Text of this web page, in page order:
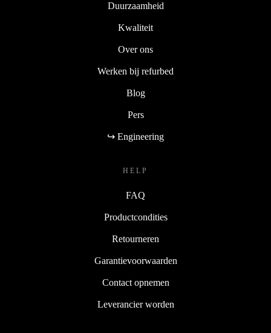
Duurzaamheid
Kwaliteit
Over ons
Werken bij refurbed
Blog
Pers
↪ Engineering
HELP
FAQ
Productcondities
Retourneren
Garantievoorwaarden
Contact opnemen
Leverancier worden